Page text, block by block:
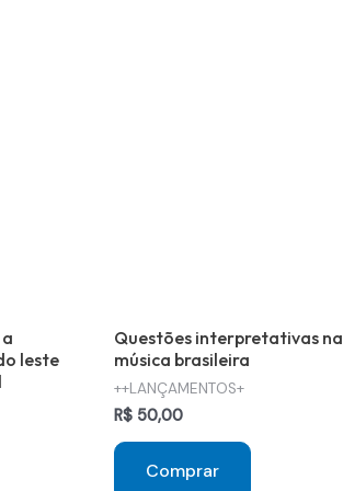
leste
Questões interpretativas na
música brasileira
++LANÇAMENTOS+
R$ 50,00
Comprar